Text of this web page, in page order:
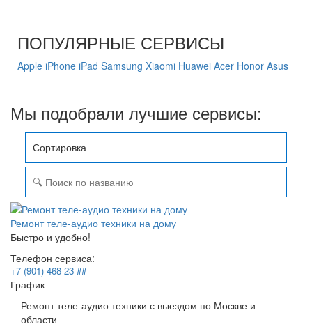
ПОПУЛЯРНЫЕ СЕРВИСЫ
Apple iPhone iPad Samsung Xiaomi Huawei Acer Honor Asus
Мы подобрали лучшие сервисы:
Сортировка
Ремонт теле-аудио техники на дому
Быстро и удобно!
Телефон сервиса:
+7 (901) 468-23-##
График
Ремонт теле-аудио техники с выездом по Москве и
области